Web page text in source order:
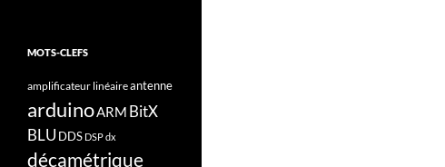
MOTS-CLEFS
amplificateur linéaireantenne
arduinoARM BitX
BLU DDS DSPdx
décamétrique